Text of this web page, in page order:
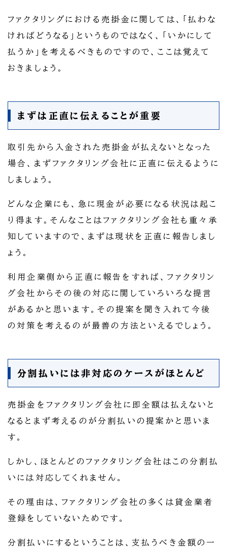
ファクタリングにおける売掛金に関しては、「払わな
ければどうなる」というものではなく、「いかにして
払うか」を考えるべきものですので、ここは覚えて
おきましょう。
まずは正直に伝えることが重要
取引先から入金された売掛金が払えないとなった
場合、まずファクタリング会社に正直に伝えるように
しましょう。
どんな企業にも、急に現金が必要になる状況は起こ
り得ます。そんなことはファクタリング会社も重々承
知していますので、まずは現状を正直に報告しまし
ょう。
利用企業側から正直に報告をすれば、ファクタリン
グ会社からその後の対応に関していろいろな提言
があるかと思います。その提案を聞き入れて今後
の対策を考えるのが最善の方法といえるでしょう。
分割払いには非対応のケースがほとんど
売掛金をファクタリング会社に即全額は払えないと
なるとまず考えるのが分割払いの提案かと思いま
す。
しかし、ほとんどのファクタリング会社はこの分割払
いには対応してくれません。
その理由は、ファクタリング会社の多くは貸金業者
登録をしていないためです。
分割払いにするということは、支払うべき金額の一